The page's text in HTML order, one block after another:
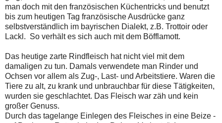
man doch mit den französischen Küchentricks und benutzt
bis zum heutigen Tag französische Ausdrücke ganz
selbstverständlich im bayrischen Dialekt, z.B. Trottoir oder
Lackl. So verhält es sich auch mit dem Böfflamott.
Das heutige zarte Rindfleisch hat nicht viel mit dem
damaligen zu tun. Damals verwendete man Rinder und
Ochsen vor allem als Zug-, Last- und Arbeitstiere. Waren die
Tiere zu alt, zu krank und unbrauchbar für diese Tätigkeiten,
wurden sie geschlachtet. Das Fleisch war zäh und kein
großer Genuss.
Durch das tagelange Einlegen des Fleisches in eine Beize -